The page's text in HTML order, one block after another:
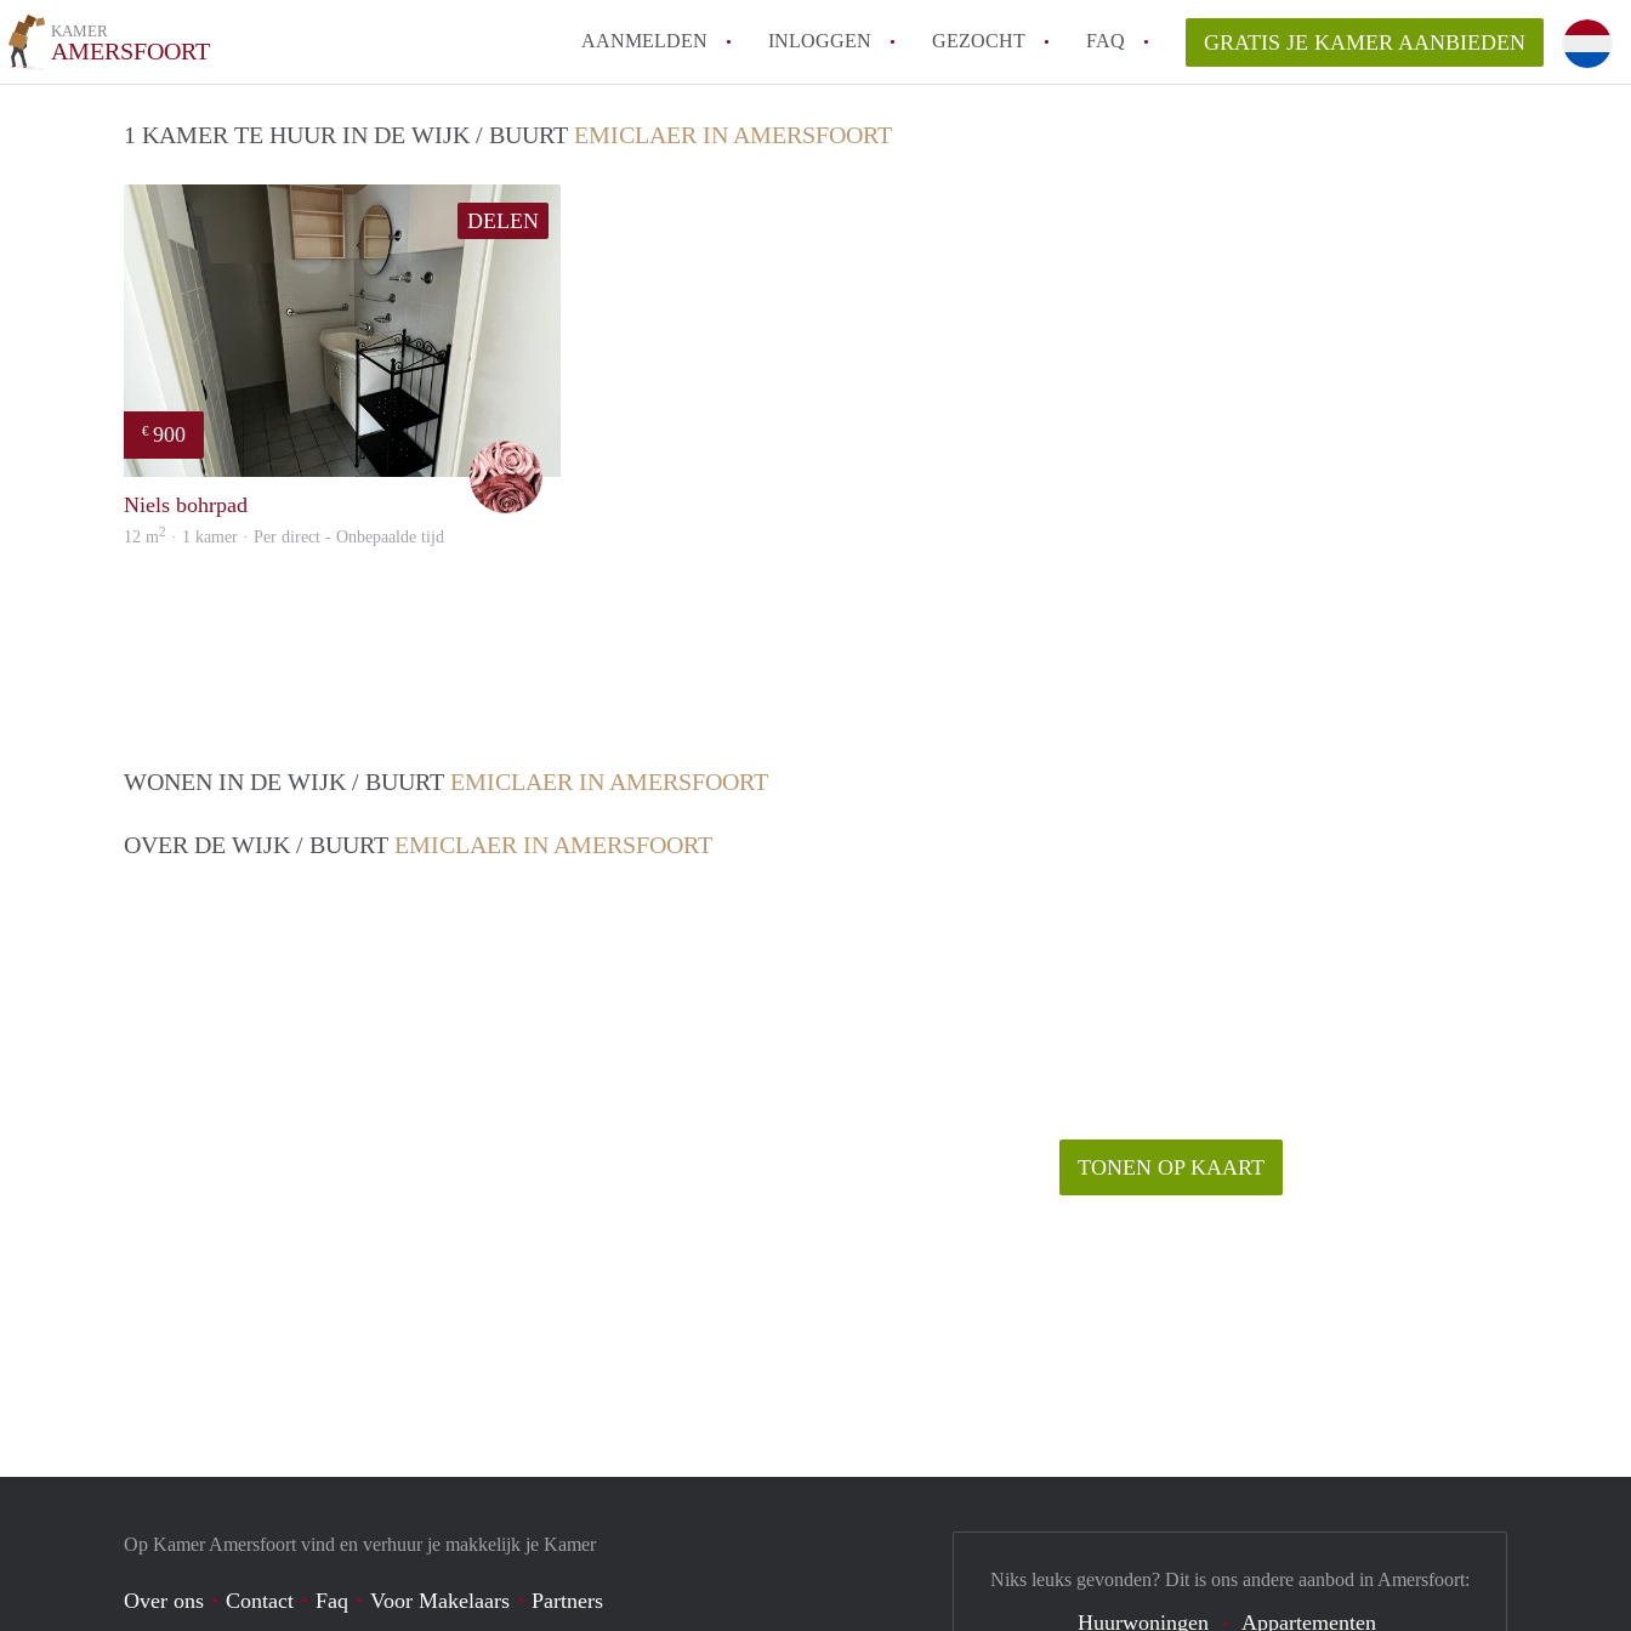
KAMER
AMERSFOORT AANMELDEN INLOGGEN GEZOCHT FAQ
How to translate KamerAmersfoort!
GRATIS JE KAMER AANBIEDEN
1 KAMER TE HUUR IN DE WIJK / BUURT EMICLAER IN AMERSFOORT
DELEN
€ 900
Niels bohrpad
12 m2 · 1 kamer · Per direct - Onbepaalde tijd
WONEN IN DE WIJK / BUURT EMICLAER IN AMERSFOORT
OVER DE WIJK / BUURT EMICLAER IN AMERSFOORT
TONEN OP KAART
Op Kamer Amersfoort vind en verhuur je makkelijk je Kamer
Over ons Contact Faq Voor Makelaars Partners
Niks leuks gevonden? Dit is ons andere aanbod in Amersfoort:
Huurwoningen Appartementen